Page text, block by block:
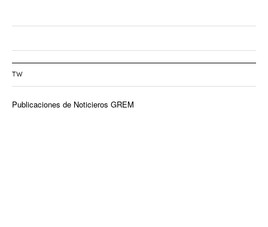
TW
Publicaciones de Noticieros GREM